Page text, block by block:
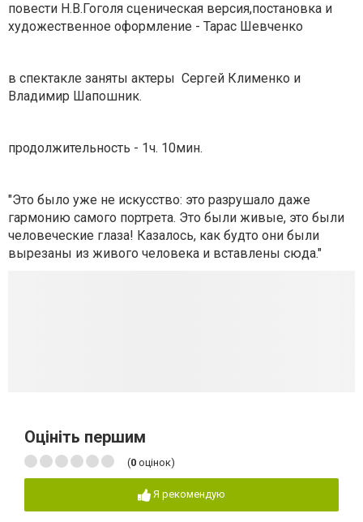
повести Н.В.Гоголя сценическая версия,постановка и
художественное оформление - Тарас Шевченко
в спектакле заняты актеры Сергей Клименко и
Владимир Шапошник.
продолжительность - 1ч. 10мин.
"Это было уже не искусство: это разрушало даже
гармонию самого портрета. Это были живые, это были
человеческие глаза! Казалось, как будто они были
вырезаны из живого человека и вставлены сюда."
Оцініть першим
(0 оцінок)
Я рекомендую